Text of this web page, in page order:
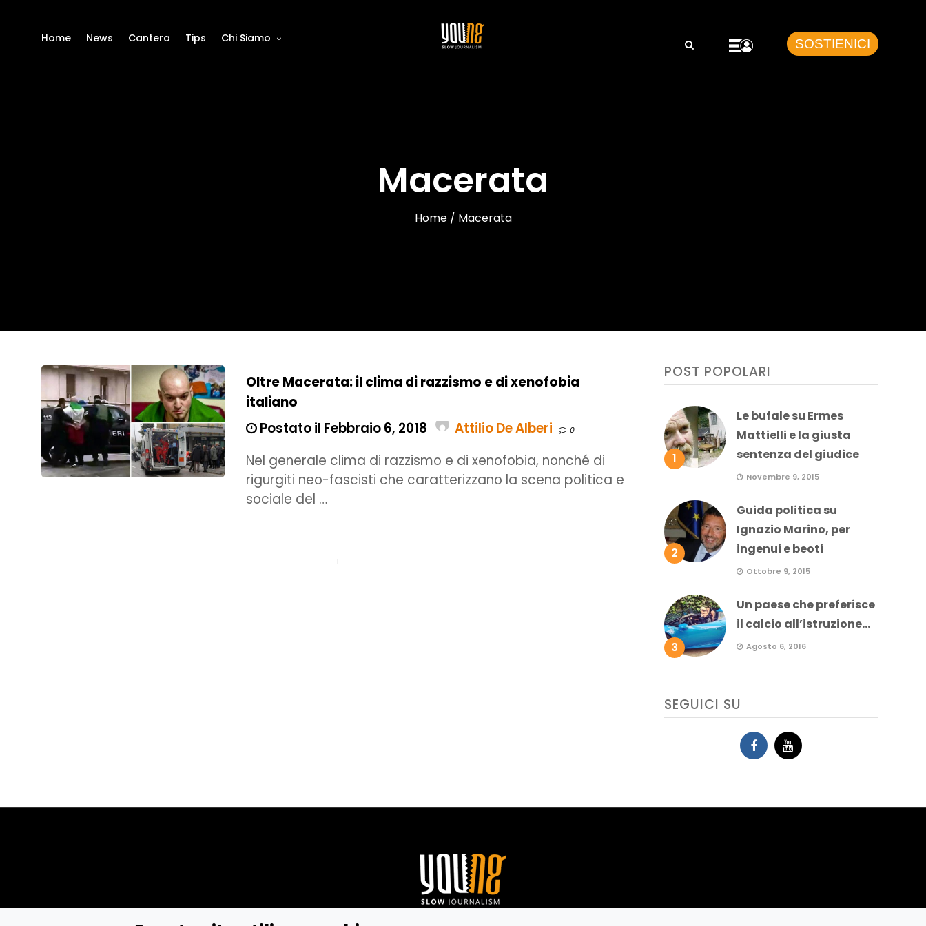
Home News Cantera Tips Chi Siamo SOSTIENICI
Macerata
Home / Macerata
Oltre Macerata: il clima di razzismo e di xenofobia
italiano
Postato il Febbraio 6, 2018
Attilio De Alberi 0
Nel generale clima di razzismo e di xenofobia, nonché di
rigurgiti neo-fascisti che caratterizzano la scena politica e
sociale del …
1
POST POPOLARI
1
Le bufale su Ermes
Mattielli e la giusta
sentenza del giudice
Novembre 9, 2015
2
Guida politica su
Ignazio Marino, per
ingenui e beoti
Ottobre 9, 2015
3
Un paese che preferisce
il calcio all’istruzione...
Agosto 6, 2016
SEGUICI SU